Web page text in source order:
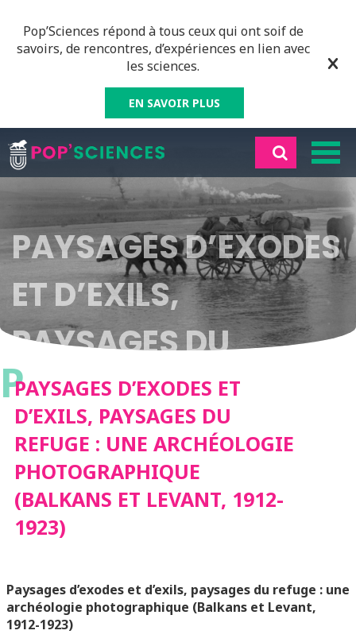
Pop’Sciences répond à tous ceux qui ont soif de
savoirs, de rencontres, d’expériences en lien avec
les sciences.
EN SAVOIR PLUS
PAYSAGES D’EXODES
ET D’EXILS,
PAYSAGES DU
REFUGE : UNE
ARCHÉOLOGIE
PHOTOGRAPHIQUE
(BALKANS ET
LEVANT, 1912-1923)
PPAYSAGES D’EXODES ET
D’EXILS, PAYSAGES DU
REFUGE : UNE ARCHÉOLOGIE
PHOTOGRAPHIQUE
(BALKANS ET LEVANT, 1912-
1923)
Paysages d’exodes et d’exils, paysages du refuge : une
archéologie photographique (Balkans et Levant,
1912-1923)